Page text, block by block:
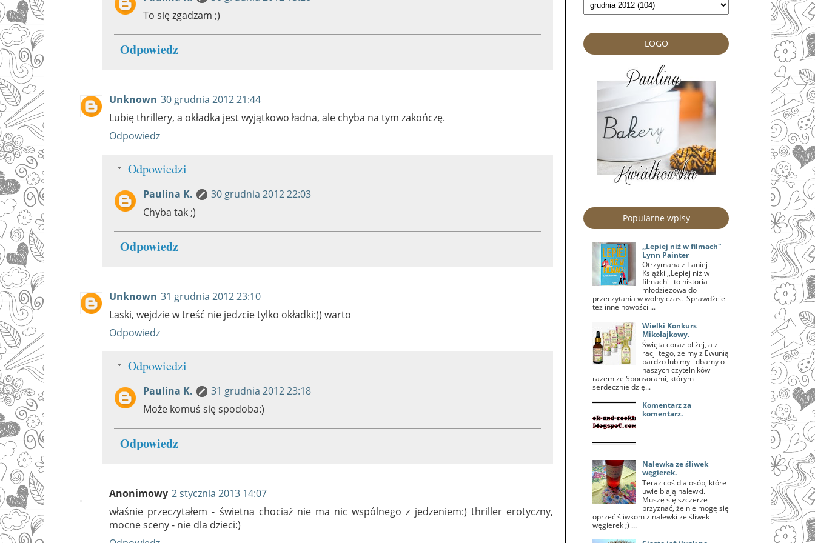
To się zgadzam ;)
Odpowiedz
Unknown 30 grudnia 2012 21:44
Lubię thrillery, a okładka jest wyjątkowo ładna, ale chyba na tym zakończę.
Odpowiedz
Odpowiedzi
Paulina K.
30 grudnia 2012 22:03
Chyba tak ;)
Odpowiedz
Unknown 31 grudnia 2012 23:10
Laski, wejdzie w treść nie jedzcie tylko okładki:)) warto
Odpowiedz
Odpowiedzi
Paulina K.
31 grudnia 2012 23:18
Może komuś się spodoba:)
Odpowiedz
Anonimowy 2 stycznia 2013 14:07
właśnie przeczytałem - świetna chociaż nie ma nic wspólnego z jedzeniem:) thriller erotyczny,
mocne sceny - nie dla dzieci:)
LOGO
Popularne wpisy
,,Lepiej niż w filmach"
Lynn Painter
Otrzymana z Taniej
Książki ,,Lepiej niż w
filmach" to historia
młodzieżowa do
przeczytania w wolny czas. Sprawdźcie
też inne nowości ...
Wielki Konkurs
Mikołajkowy.
Święta coraz bliżej, a z
racji tego, że my z Ewunią
bardzo lubimy i dbamy o
naszych czytelników
razem ze Sponsorami, którym
serdecznie dzię...
Komentarz za
komentarz.
Nalewka ze śliwek
węgierek.
Teraz coś dla osób, które
uwielbiają nalewki.
Muszę się szczerze
przyznać, że nie mogę się
oprzeć śliwkom z nalewki ze śliwek
węgierek ;) ...